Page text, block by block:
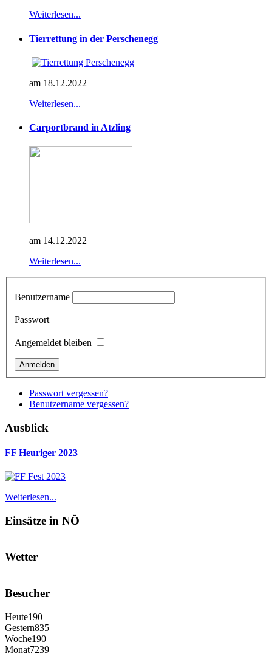
Weiterlesen...
Tierrettung in der Perschenegg
am 18.12.2022
Weiterlesen...
Carportbrand in Atzling
am 14.12.2022
Weiterlesen...
Benutzername
Passwort
Angemeldet bleiben
Passwort vergessen?
Benutzername vergessen?
Ausblick
FF Heuriger 2023
Weiterlesen...
Einsätze in NÖ
Wetter
Besucher
Heute190
Gestern835
Woche190
Monat7239